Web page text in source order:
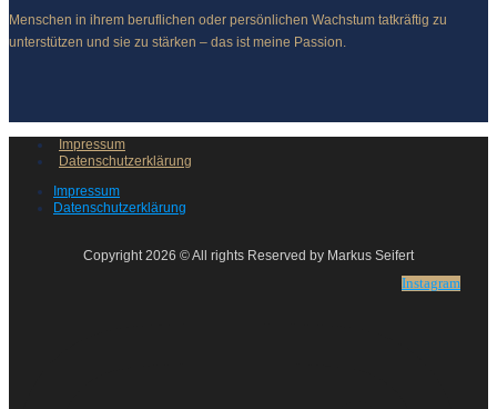
Menschen in ihrem beruflichen oder persönlichen Wachstum tatkräftig zu
unterstützen und sie zu stärken – das ist meine Passion.
Impressum
Datenschutzerklärung
Impressum
Datenschutzerklärung
Copyright 2026 © All rights Reserved by Markus Seifert
Instagram